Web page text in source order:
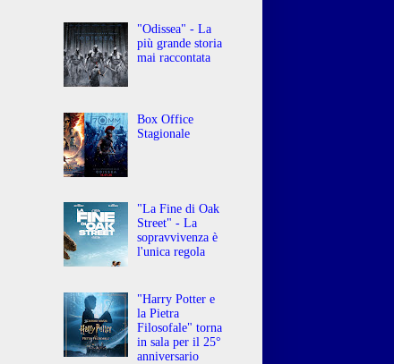
"Odissea" - La
più grande storia
mai raccontata
Box Office
Stagionale
"La Fine di Oak
Street" - La
sopravvivenza è
l'unica regola
"Harry Potter e
la Pietra
Filosofale" torna
in sala per il 25°
anniversario